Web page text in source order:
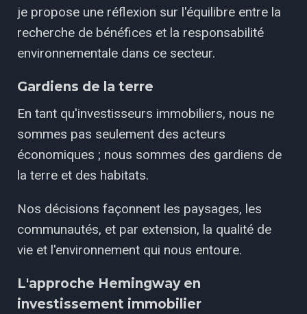
je propose une réflexion sur l'équilibre entre la
recherche de bénéfices et la responsabilité
environnementale dans ce secteur.
Gardiens de la terre
En tant qu'investisseurs immobiliers, nous ne
sommes pas seulement des acteurs
économiques ; nous sommes des gardiens de
la terre et des habitats.
Nos décisions façonnent les paysages, les
communautés, et par extension, la qualité de
vie et l'environnement qui nous entoure.
L'approche Hemingway en
investissement immobilier